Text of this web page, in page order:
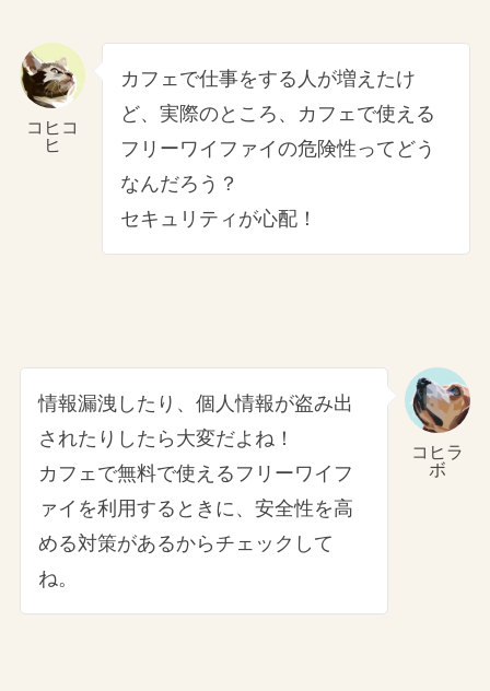
コヒコ
ヒ
カフェで仕事をする人が増えたけ
ど、実際のところ、カフェで使える
フリーワイファイの危険性ってどう
なんだろう？
セキュリティが心配！
コヒラ
ボ
情報漏洩したり、個人情報が盗み出
されたりしたら大変だよね！
カフェで無料で使えるフリーワイフ
ァイを利用するときに、安全性を高
める対策があるからチェックして
ね。